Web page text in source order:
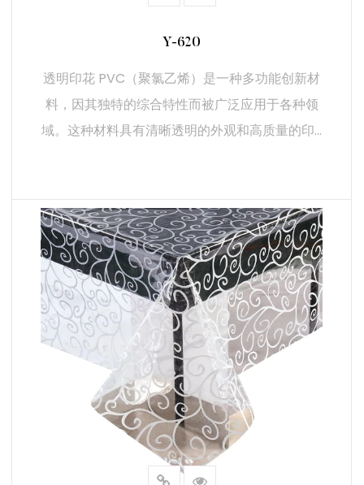
易于处理：透明 PVC 具有柔韧性和轻质的特点，使其易于
处理、切割，并可根据特定要求进行塑形。这一特点有利于
适应性强：这种材料可以很容易地适应不同的形状和尺寸，
因此适用范围很广。无论是用于小型包装还是大型展示板，
透明 PVC 都能满足不同的需求。
晰可见。这对于以材料的清晰度为关键因素的应用非常重
要，例如需要展示产品本身的产品包装。
视觉连续性：材料的透明性可提供无缝外观，这对于需要透
明外观而又不影响印花设计视觉完整性的应用非常有利。
3.选择透明印花 PVC 的原因
高质量和可靠性：透明印花 PVC 以其稳定的质量和可靠性
而著称。这种材料的特性确保其在各种条件下都能表现可
靠，是商业和工业应用的理想选择。
成本效益高：该材料在质量和成本之间取得了平衡，对于需
要高质量印刷和耐用性而又不超出预算限制的项目来说，是
Y-620
透明印花 PVC（聚氯乙烯）是一种多功能创新材
料，因其独特的综合特性而被广泛应用于各种领
域。这种材料具有清晰透明的外观和高质量的印...
阅读更多